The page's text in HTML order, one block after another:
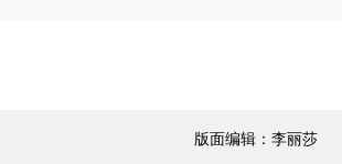
版面编辑：李丽莎